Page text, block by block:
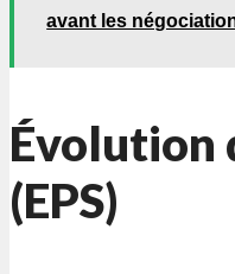
avant les
Évolution
(EPS)